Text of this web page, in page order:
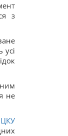
з
не
ЦКУ